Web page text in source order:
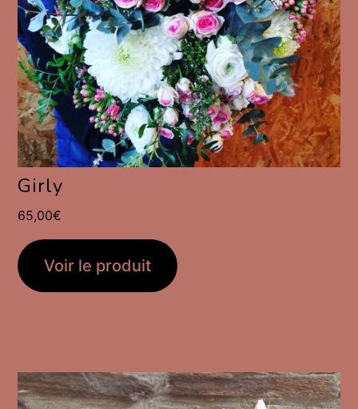
Girly
65,00€
Voir le produit